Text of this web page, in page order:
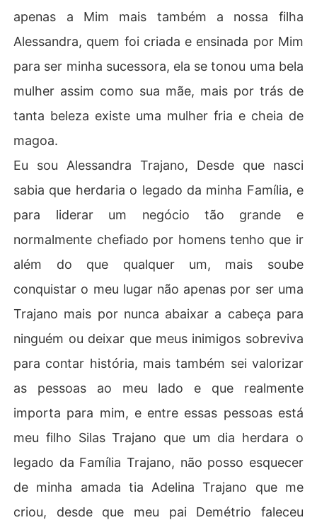
apenas a Mim mais também a nossa filha
Alessandra, quem foi criada e ensinada por Mim
para ser minha sucessora, ela se tonou uma bela
mulher assim como sua mãe, mais por trás de
tanta beleza existe uma mulher fria e cheia de
magoa.
Eu sou Alessandra Trajano, Desde que nasci
sabia que herdaria o legado da minha Família, e
para liderar um negócio tão grande e
normalmente chefiado por homens tenho que ir
além do que qualquer um, mais soube
conquistar o meu lugar não apenas por ser uma
Trajano mais por nunca abaixar a cabeça para
ninguém ou deixar que meus inimigos sobreviva
para contar história, mais também sei valorizar
as pessoas ao meu lado e que realmente
importa para mim, e entre essas pessoas está
meu filho Silas Trajano que um dia herdara o
legado da Família Trajano, não posso esquecer
de minha amada tia Adelina Trajano que me
criou, desde que meu pai Demétrio faleceu